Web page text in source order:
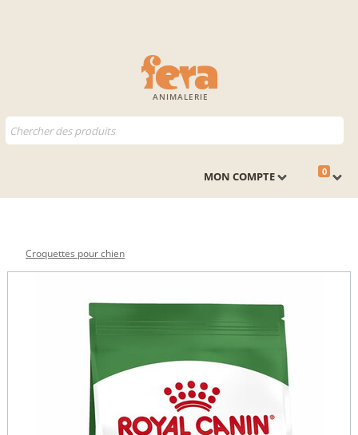
ANIMALERIE
0
MON COMPTE
Croquettes pour chien